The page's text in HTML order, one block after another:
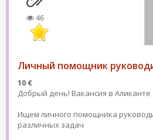
46
Личный помощник
10 €
Добрый день! Вакансия в Аликанте
Ищем личного помощника
различных задач